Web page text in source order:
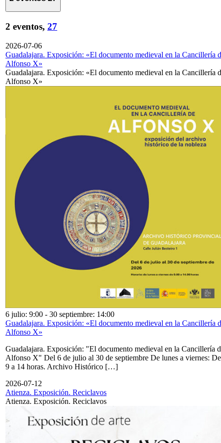
2 eventos, 27
2026-07-06
Guadalajara. Exposición: «El documento medieval en la Cancillería
Alfonso X»
Guadalajara. Exposición: «El documento medieval en la Cancillería
Alfonso X»
6 julio: 9:00 - 30 septiembre: 14:00
Guadalajara. Exposición: «El documento medieval en la Cancillería
Alfonso X»
Guadalajara. Exposición: "El documento medieval en la Cancillería
Alfonso X" Del 6 de julio al 30 de septiembre De lunes a viernes: De
9 a 14 horas. Archivo Histórico […]
2026-07-12
Atienza. Exposición. Reciclavos
Atienza. Exposición. Reciclavos